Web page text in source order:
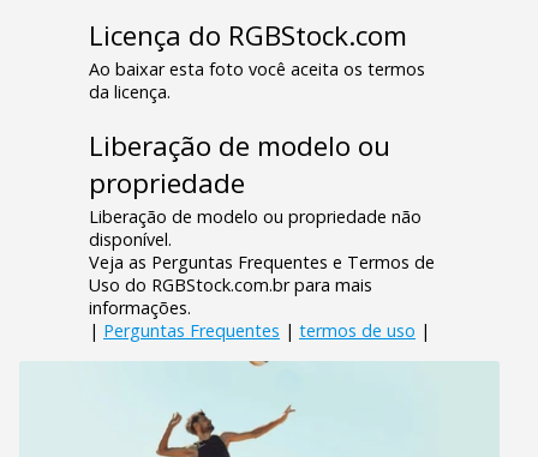
Licença do RGBStock.com
Ao baixar esta foto você aceita os termos
da licença.
Liberação de modelo ou
propriedade
Liberação de modelo ou propriedade não
disponível.
Veja as Perguntas Frequentes e Termos de
Uso do RGBStock.com.br para mais
informações.
| Perguntas Frequentes | termos de uso |